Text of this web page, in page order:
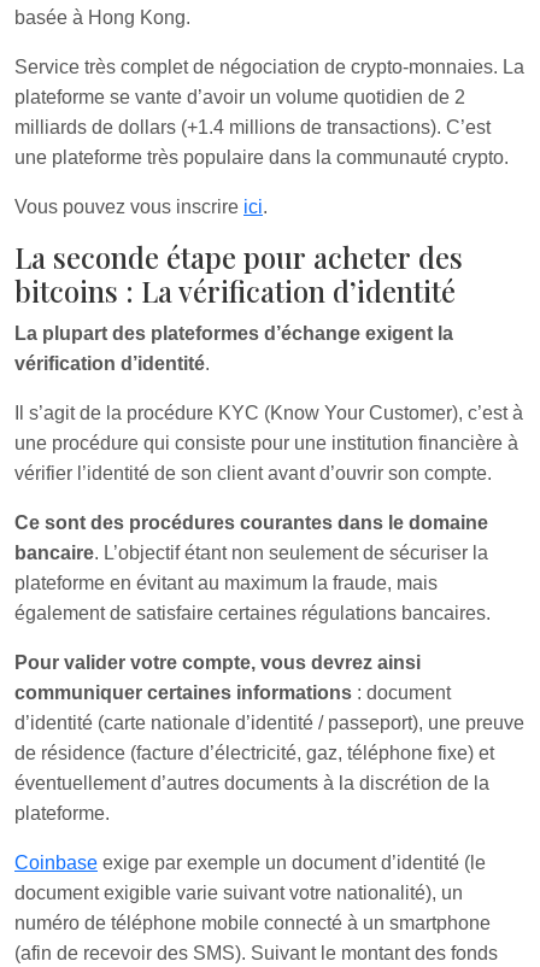
basée à Hong Kong.
Service très complet de négociation de crypto-monnaies. La
plateforme se vante d’avoir un volume quotidien de 2
milliards de dollars (+1.4 millions de transactions). C’est
une plateforme très populaire dans la communauté crypto.
Vous pouvez vous inscrire ici.
La seconde étape pour acheter des
bitcoins : La vérification d’identité
La plupart des plateformes d’échange exigent la
vérification d’identité.
Il s’agit de la procédure KYC (Know Your Customer), c’est à
une procédure qui consiste pour une institution financière à
vérifier l’identité de son client avant d’ouvrir son compte.
Ce sont des procédures courantes dans le domaine
bancaire. L’objectif étant non seulement de sécuriser la
plateforme en évitant au maximum la fraude, mais
également de satisfaire certaines régulations bancaires.
Pour valider votre compte, vous devrez ainsi
communiquer certaines informations : document
d’identité (carte nationale d’identité / passeport), une preuve
de résidence (facture d’électricité, gaz, téléphone fixe) et
éventuellement d’autres documents à la discrétion de la
plateforme.
Coinbase exige par exemple un document d’identité (le
document exigible varie suivant votre nationalité), un
numéro de téléphone mobile connecté à un smartphone
(afin de recevoir des SMS). Suivant le montant des fonds